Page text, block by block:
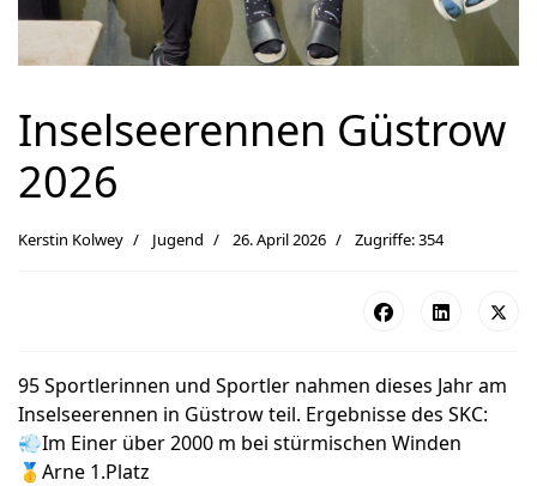
Inselseerennen Güstrow
2026
Kerstin Kolwey Jugend 26. April 2026 Zugriffe: 354
95 Sportlerinnen und Sportler nahmen dieses Jahr am
Inselseerennen in Güstrow teil. Ergebnisse des SKC:
💨Im Einer über 2000 m bei stürmischen Winden
🥇Arne 1.Platz